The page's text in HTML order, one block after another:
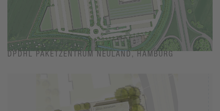
DPDHL PAKETZENTRUM NEULAND, HAMBURG